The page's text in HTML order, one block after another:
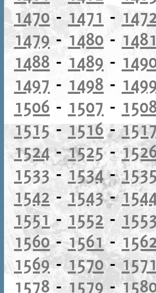
1470- 1471 -
1479-1480 - 1481
1488 - 1489 -
1497 - 1498 -
1506 - 1507 -
1515- 1516-
1524-1525-
1533-1534-
1542 - 1543-
1551 - 1552 - 1553
1560-1561-
1569-1570-1571
1578 -1579 -